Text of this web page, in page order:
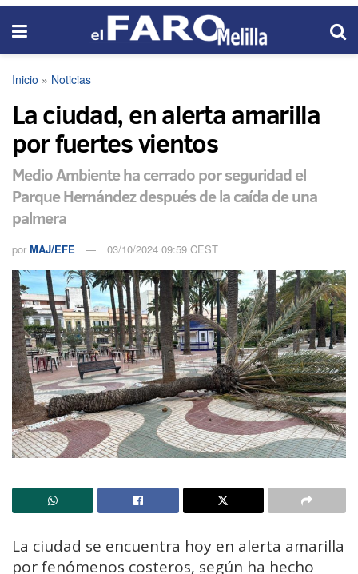
Inicio » Noticias
La ciudad, en alerta amarilla
por fuertes vientos
Medio Ambiente ha cerrado por seguridad el
Parque Hernández después de la caída de una
palmera
por MAJ/EFE 03/10/2024 09:59 CEST
La ciudad se encuentra hoy en alerta amarilla
por fenómenos costeros, según ha hecho